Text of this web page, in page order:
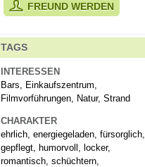
FREUND WERDEN
TAGS
INTERESSEN
Bars, Einkaufszentrum,
Filmvorführungen, Natur, Strand
CHARAKTER
ehrlich, energiegeladen, fürsorglich,
gepflegt, humorvoll, locker,
romantisch, schüchtern,